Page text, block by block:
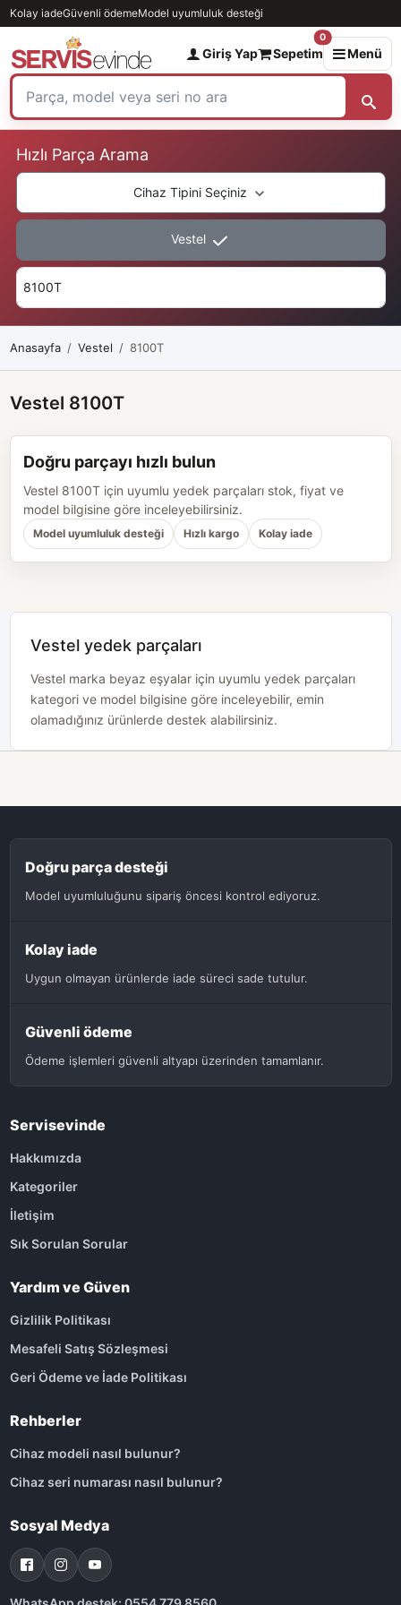
Kolay iadeGüvenli ödemeModel uyumluluk desteği
Giriş Yap Sepetim
0
Menü
Hızlı Parça Arama
Cihaz Tipini Seçiniz
Vestel
Anasayfa Vestel 8100T
Vestel 8100T
Doğru parçayı hızlı bulun
Vestel 8100T için uyumlu yedek parçaları stok, fiyat ve
model bilgisine göre inceleyebilirsiniz.
Model uyumluluk desteği Hızlı kargo Kolay iade
Vestel yedek parçaları
Vestel marka beyaz eşyalar için uyumlu yedek parçaları
kategori ve model bilgisine göre inceleyebilir, emin
olamadığınız ürünlerde destek alabilirsiniz.
Doğru parça desteği
Model uyumluluğunu sipariş öncesi kontrol ediyoruz.
Kolay iade
Uygun olmayan ürünlerde iade süreci sade tutulur.
Güvenli ödeme
Ödeme işlemleri güvenli altyapı üzerinden tamamlanır.
Servisevinde
Hakkımızda
Kategoriler
İletişim
Sık Sorulan Sorular
Yardım ve Güven
Gizlilik Politikası
Mesafeli Satış Sözleşmesi
Geri Ödeme ve İade Politikası
Rehberler
Cihaz modeli nasıl bulunur?
Cihaz seri numarası nasıl bulunur?
Sosyal Medya